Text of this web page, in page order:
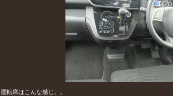
運転席はこんな感じ。。